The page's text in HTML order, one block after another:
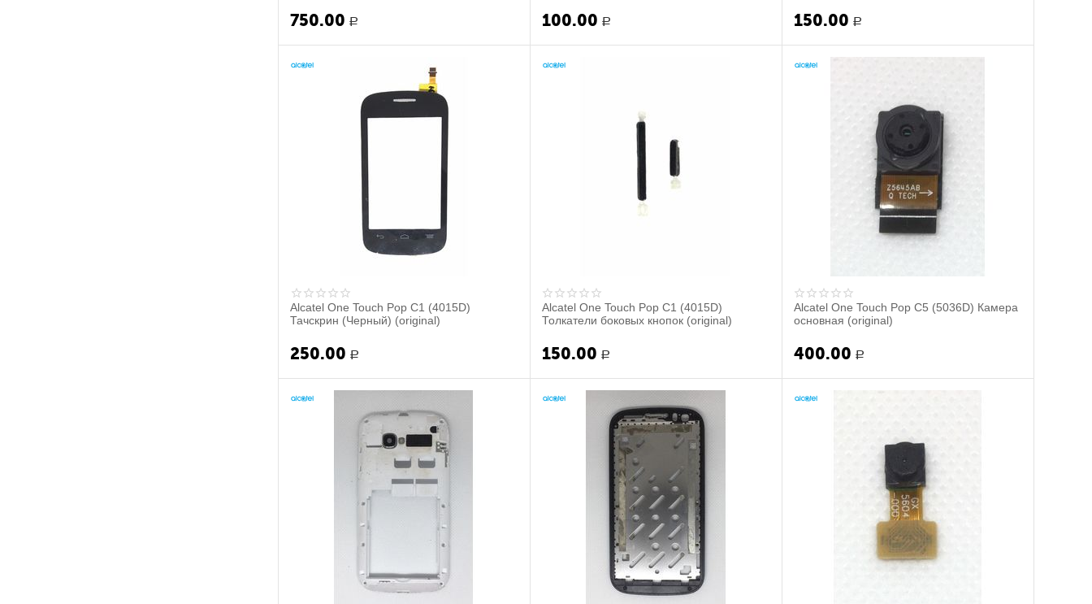
750.00 Р 100.00 Р 150.00 Р
Alcatel One Touch Pop C1 (4015D)
Тачскрин (Черный) (original)
250.00 Р
Alcatel One Touch Pop C1 (4015D)
Толкатели боковых кнопок (original)
150.00 Р
Alcatel One Touch Pop C5 (5036D) Камера
основная (original)
400.00 Р